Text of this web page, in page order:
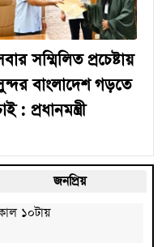
সম্মিলিত প্রচেষ্টায়
বাংলাদেশ গড়তে
: প্রধানমন্ত্রী
জনপ্রিয়
১০টায়